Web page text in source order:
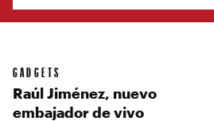
GADGETS
Raúl Jiménez, nuevo
embajador de vivo